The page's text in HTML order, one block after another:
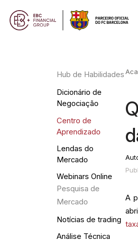
Hub de Habilidades
Dicionário de
Negociação
Centro de
Aprendizado
Lendas do
Mercado
Webinars Online
Pesquisa de
Mercado
Notícias de trading
Análise Técnica
A